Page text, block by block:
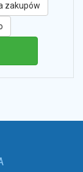
zakupów